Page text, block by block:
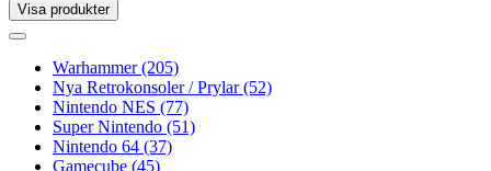
Visa produkter
Toggle
Toggle
navigationWarhammer(205)
Nya Retrokonsoler / Prylar(52)
Nintendo NES (77)
Super Nintendo (51)
Nintendo 64 (37)
Gamecube (45)